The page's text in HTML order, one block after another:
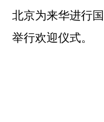
北京为来华进行
举行欢迎仪式。